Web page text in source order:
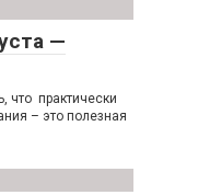
—
что практически
– это полезная